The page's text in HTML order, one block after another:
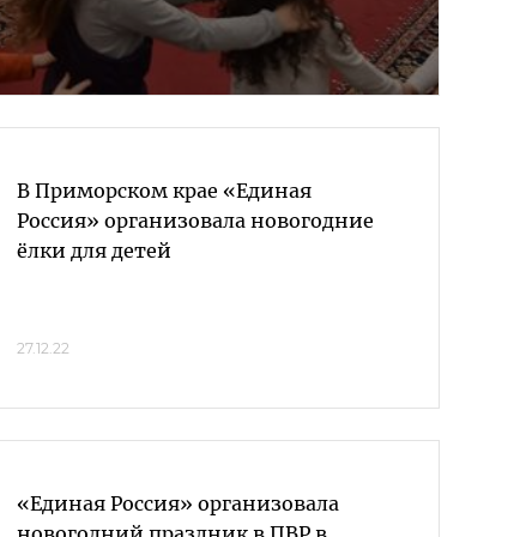
В Приморском крае «Единая
Россия» организовала новогодние
ёлки для детей
27.12.22
«Единая Россия» организовала